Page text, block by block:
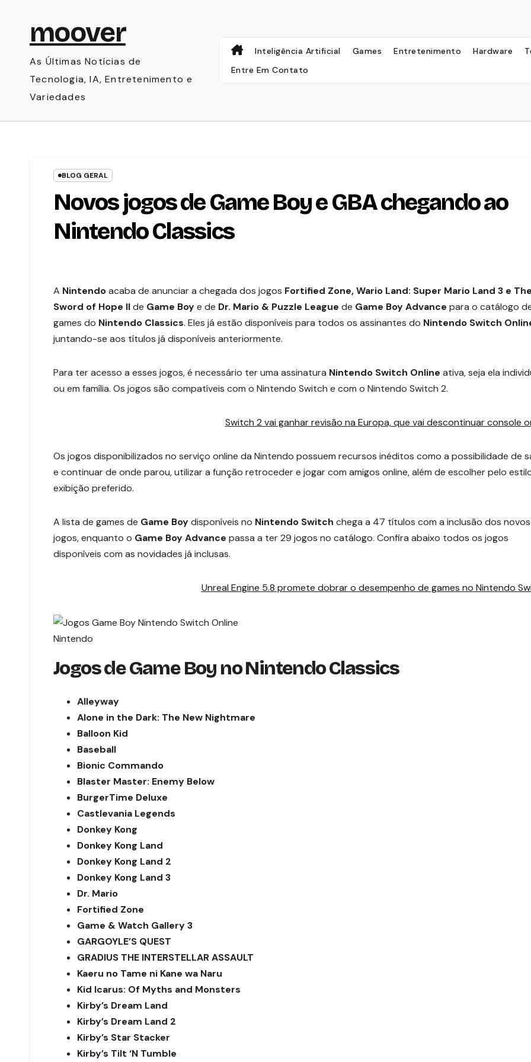
contentmoover
As Últimas Notícias de
Tecnologia, IA, Entretenimento e
Variedades
Inteligência Artificial Games Entretenimento Hardware
Entre Em Contato
BLOG GERAL
Novos jogos de Game Boy e GBA chegando ao
Nintendo Classics
A Nintendoacaba de anunciar a chegada dos jogos Fortified Zone, Wario Land: Super Mario Land 3 e The
Sword of Hope IIde Game Boye de Dr. Mario & Puzzle League de Game Boy Advance para o catálogo
games do Nintendo Classics. Eles já estão disponíveis para todos os assinantes do Nintendo Switch
juntando-se aos títulos já disponíveis anteriormente.
Para ter acesso a esses jogos, é necessário ter uma assinatura Nintendo Switch Online ativa, seja ela
ou em família. Os jogos são compatíveis com o Nintendo Switch e com o Nintendo Switch 2.
Switch 2 vai ganhar revisão na Europa, que vai descontinuar console
Os jogos disponibilizados no serviço online da Nintendo possuem recursos inéditos como a possibilidade de
e continuar de onde parou, utilizar a função retroceder e jogar com amigos online, além de escolher pelo
exibição preferido.
A lista de games de Game Boydisponíveis no Nintendo Switch chega a 47 títulos com a inclusão dos novos
jogos, enquanto o Game Boy Advance passa a ter 29 jogos no catálogo. Confira abaixo todos os jogos
disponíveis com as novidades já inclusas.
Unreal Engine 5.8 promete dobrar o desempenho de games no Nintendo
Nintendo
Jogos de Game Boy no Nintendo Classics
Alleyway
Alone in the Dark: The New Nightmare
Balloon Kid
Baseball
Bionic Commando
Blaster Master: Enemy Below
BurgerTime Deluxe
Castlevania Legends
Donkey Kong
Donkey Kong Land
Donkey Kong Land 2
Donkey Kong Land 3
Dr. Mario
Fortified Zone
Game & Watch Gallery 3
GARGOYLE’S QUEST
GRADIUS THE INTERSTELLAR ASSAULT
Kaeru no Tame ni Kane wa Naru
Kid Icarus: Of Myths and Monsters
Kirby’s Dream Land
Kirby’s Dream Land 2
Kirby’s Star Stacker
Kirby’s Tilt ‘N Tumble